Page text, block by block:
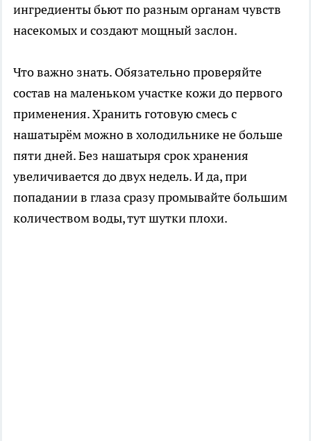
ингредиенты бьют по разным органам чувств
насекомых и создают мощный заслон.
Что важно знать. Обязательно проверяйте
состав на маленьком участке кожи до первого
применения. Хранить готовую смесь с
нашатырём можно в холодильнике не больше
пяти дней. Без нашатыря срок хранения
увеличивается до двух недель. И да, при
попадании в глаза сразу промывайте большим
количеством воды, тут шутки плохи.